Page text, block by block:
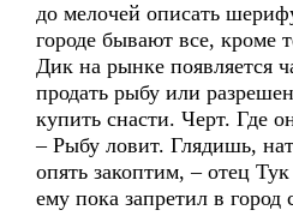
до мелочей описать
городе бывают все, кроме
Дик на рынке появляется
продать рыбу или
купить снасти. Черт. Где
– Рыбу ловит. Глядишь,
опять закоптим, – отец
ему пока запретил в город